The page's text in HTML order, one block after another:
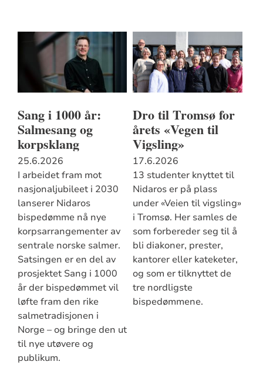
Sang i 1000 år:
Salmesang og
korpsklang
25.6.2026
I arbeidet fram mot
nasjonaljubileet i 2030
lanserer Nidaros
bispedømme nå nye
korpsarrangementer av
sentrale norske salmer.
Satsingen er en del av
prosjektet Sang i 1000
år der bispedømmet vil
løfte fram den rike
salmetradisjonen i
Norge – og bringe den ut
til nye utøvere og
publikum.
Dro til Tromsø for
årets «Vegen til
Vigsling»
17.6.2026
13 studenter knyttet til
Nidaros er på plass
under «Veien til vigsling»
i Tromsø. Her samles de
som forbereder seg til å
bli diakoner, prester,
kantorer eller kateketer,
og som er tilknyttet de
tre nordligste
bispedømmene.